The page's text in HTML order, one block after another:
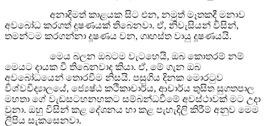
අනාදිමත් කාළයක සිට එන, නමුත් මෑතකදී මනාව
අවබෝධ කරගත් දූෂණයක් තිබෙනවා. ඒ, නිවැසියන් විසින්,
තමන්ටම කරගන්නා දූෂණය වන, ගෘහස්ත වායු දූෂණයයි.
මෙය බලන ඔබටම වැටහෙයි, ඔබ කොතරම් නම්
මෙයට දායක වී තිබෙනවාද කියා. ඒ, මේ ගැන ඔබ
අවබෝධයෙන් තොරවීම නිසයි. පසුගිය දිනක මොරටුව
විශ්වවිද්‍යාලයේ, ජ්‍යෙෂ්ඨ කථිකාචාර්ය, ආචාර්ය තුසිත සුගතපාල
මහතා ගේ වැඩසටහනහකට සම්බන්ධවීමේ අවස්ථාවක් මට උදා
වුනා. ඔහු විසින් කළ දේශනය හා කළ පැහැදිලි කිරීම් අනුව මෙම
ලිපිය සැකසෙනවා.